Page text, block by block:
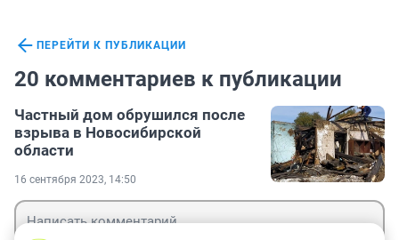
ПЕРЕЙТИ К ПУБЛИКАЦИИ
20 комментариев к публикации
Частный дом обрушился после
взрыва в Новосибирской
области
16 сентября 2023, 14:50